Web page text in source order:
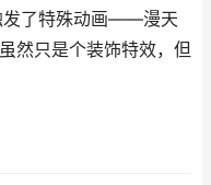
发了特殊动画——漫天
然只是个装饰特效，但